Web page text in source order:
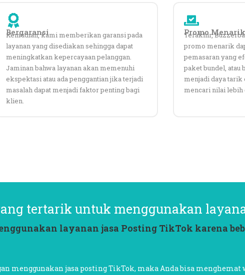
Bergaransi
Kemudian, kami memberikan garansi pada
layanan yang disediakan sehingga dapat
meningkatkan kepercayaan pelanggan.
Jaminan bahwa layanan akan memenuhi
ekspektasi atau ada penggantian jika terjadi
masalah dapat menjadi faktor penting bagi
klien.
Promo Menarik
Terakhir,
promo menarik
pemasaran yang
paket bundel, atau
menjadi daya
mencari nilai lebih
tertarik untuk menggunakan
layanan jasa Posting TikTok karena
menggunakan jasa posting TikTok, maka Anda bisa menghemat